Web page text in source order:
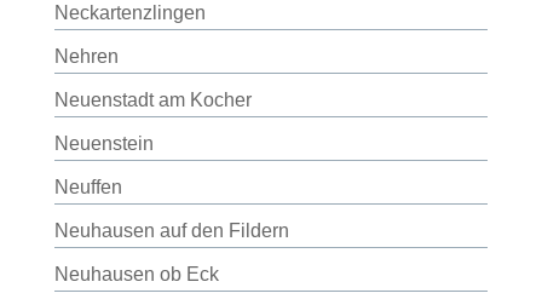
Neckartenzlingen
Nehren
Neuenstadt am Kocher
Neuenstein
Neuffen
Neuhausen auf den Fildern
Neuhausen ob Eck